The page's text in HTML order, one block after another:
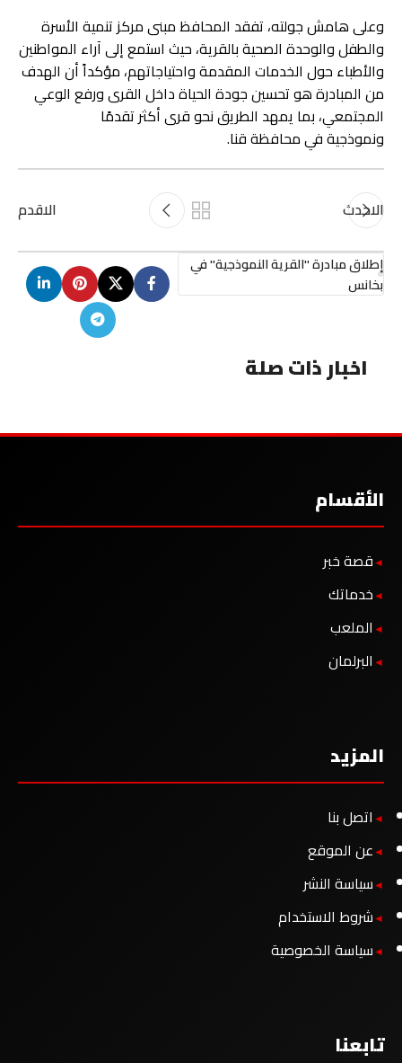
وعلى هامش جولته، تفقد المحافظ مبنى مركز تنمية الأسرة
والطفل والوحدة الصحية بالقرية، حيث استمع إلى آراء المواطنين
والأطباء حول الخدمات المقدمة واحتياجاتهم، مؤكداً أن الهدف
من المبادرة هو تحسين جودة الحياة داخل القرى ورفع الوعي
المجتمعي، بما يمهد الطريق نحو قرى أكثر تقدمًا
ونموذجية في محافظة قنا.
الاحدث الاقدم
إطلاق مبادرة "القرية النموذجية" في
بخانس
اخبار ذات صلة
الأقسام
قصة خبر
خدماتك
الملعب
البرلمان
المزيد
اتصل بنا
عن الموقع
سياسة النشر
شروط الاستخدام
سياسة الخصوصية
تابعنا